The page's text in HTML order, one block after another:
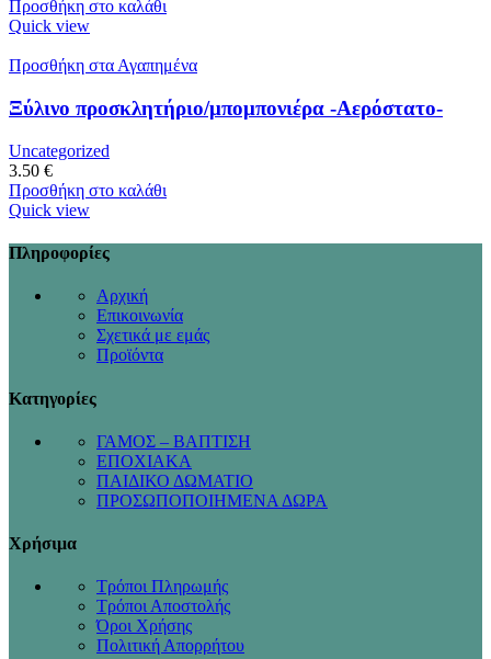
Προσθήκη στο καλάθι
Quick view
Προσθήκη στα Αγαπημένα
Ξύλινο προσκλητήριο/μπομπονιέρα -Αερόστατο-
Uncategorized
3.50 €
Προσθήκη στο καλάθι
Quick view
Πληροφορίες
Αρχική
Επικοινωνία
Σχετικά με εμάς
Προϊόντα
Κατηγορίες
ΓΑΜΟΣ – ΒΑΠΤΙΣΗ
ΕΠΟΧΙΑΚΑ
ΠΑΙΔΙΚΟ ΔΩΜΑΤΙΟ
ΠΡΟΣΩΠΟΠΟΙΗΜΕΝΑ ΔΩΡΑ
Χρήσιμα
Τρόποι Πληρωμής
Τρόποι Αποστολής
Όροι Χρήσης
Πολιτική Απορρήτου